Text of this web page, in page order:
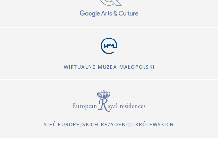
WIRTUALNE MUZEA MAŁOPOLSKI
SIEĆ EUROPEJSKICH REZYDENCJI KRÓLEWSKICH